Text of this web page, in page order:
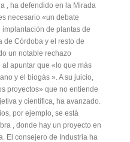
, ha defendido en la Mirada
necesario «un debate
de plantas de
de Córdoba y el resto de
un notable rechazo
apuntar que «lo que más
y el biogás ». A su juicio,
proyectos» que no entiende
y científica, ha avanzado.
por ejemplo, se está
, donde hay un proyecto en
El consejero de Industria ha